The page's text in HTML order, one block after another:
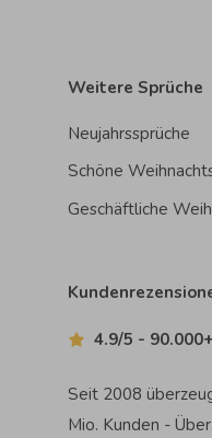
Weitere Sprüche
Neujahrssprüche
Schöne
Geschäftliche
4.9/5 -
Seit 2008
Mio. Kunden -